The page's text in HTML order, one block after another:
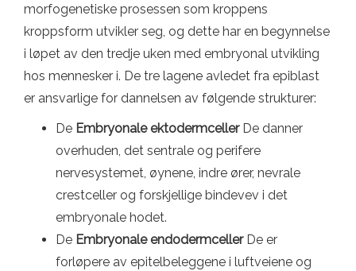
morfogenetiske prosessen som kroppens
kroppsform utvikler seg, og dette har en begynnelse
i løpet av den tredje uken med embryonal utvikling
hos mennesker i. De tre lagene avledet fra epiblast
er ansvarlige for dannelsen av følgende strukturer:
De Embryonale ektodermcellerDe danner
overhuden, det sentrale og perifere
nervesystemet, øynene, indre ører, nevrale
crestceller og forskjellige bindevev i det
embryonale hodet.
De Embryonale endodermcellerDe er
forløpere av epitelbeleggene i luftveiene og